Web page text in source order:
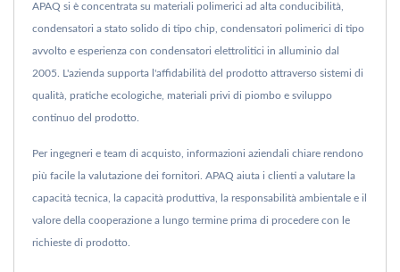
APAQ si è concentrata su materiali polimerici ad alta conducibilità,
condensatori a stato solido di tipo chip, condensatori polimerici di tipo
avvolto e esperienza con condensatori elettrolitici in alluminio dal
2005. L'azienda supporta l'affidabilità del prodotto attraverso sistemi di
qualità, pratiche ecologiche, materiali privi di piombo e sviluppo
continuo del prodotto.
Per ingegneri e team di acquisto, informazioni aziendali chiare rendono
più facile la valutazione dei fornitori. APAQ aiuta i clienti a valutare la
capacità tecnica, la capacità produttiva, la responsabilità ambientale e il
valore della cooperazione a lungo termine prima di procedere con le
richieste di prodotto.